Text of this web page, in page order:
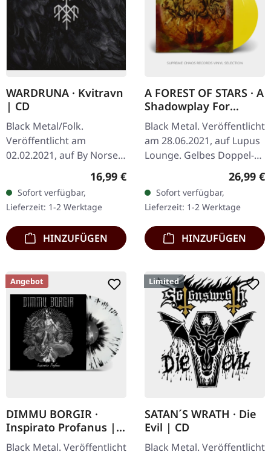
WARDRUNA · Kvitravn
| CD
Black Metal/Folk.
Veröffentlicht am
02.02.2021, auf By Norse
Music. CD im Jewelcase.
Das norwegische Folk-
Ensemble Wardruna
liefert mit "Kvitravn"…
Regulärer Preis:
16,99 €
Sofort verfügbar,
Lieferzeit: 1-2 Werktage
HINZUFÜGEN
A FOREST OF STARS · A
Shadowplay For
Yesterdays | YELLOW
2LP
Black Metal. Veröffentlicht
am 28.06.2021, auf Lupus
Lounge. Gelbes Doppel-
Vinyl im Gatefold-Cover
mit Bonus-Track. Limitiert
auf 500 Exemplare. A…
26,99 €
Sofort verfügbar,
Lieferzeit: 1-2 Werktage
HINZUFÜGEN
Angebot
DIMMU BORGIR ·
Inspirato Profanus |
BLACK/WHITE
Black Metal. Veröffentlicht
Limited
SATAN´S WRATH · Die
Evil | CD
Black Metal. Veröffentlicht